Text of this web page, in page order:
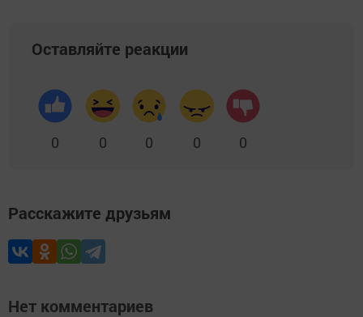
Оставляйте реакции
0 0 0 0 0
Расскажите друзьям
Нет комментариев